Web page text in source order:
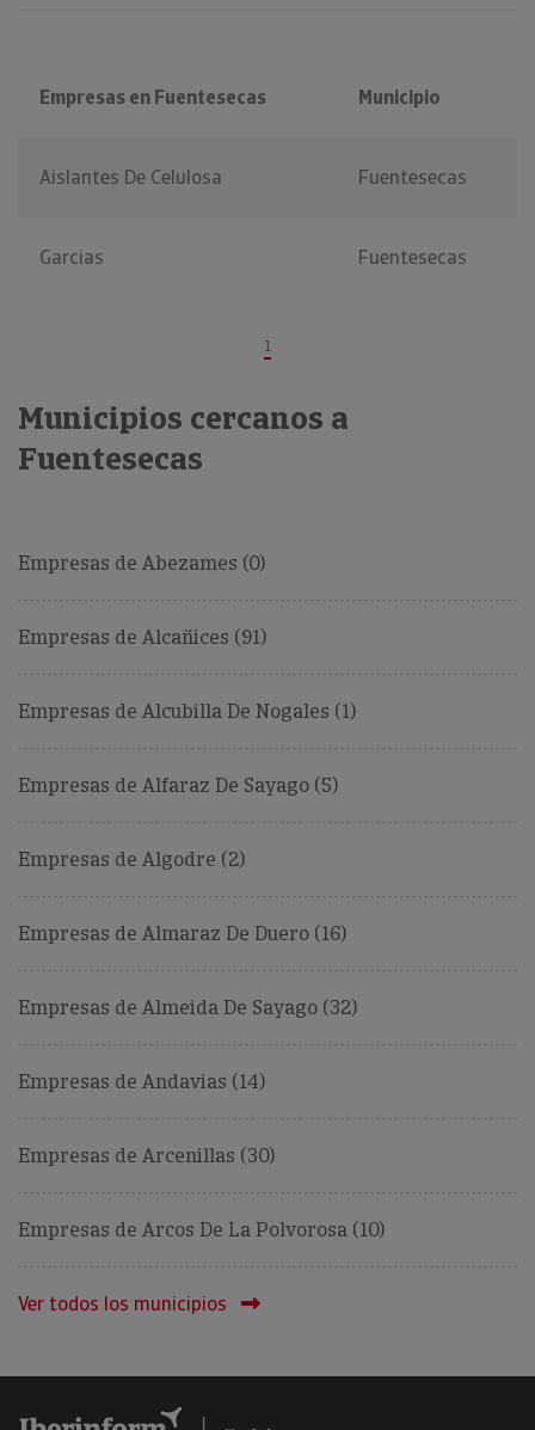
Empresas en Fuentesecas Municipio
Aislantes De Celulosa Fuentesecas
Garcias Fuentesecas
1
Municipios cercanos a
Fuentesecas
Empresas de Abezames (0)
Empresas de Alcañices (91)
Empresas de Alcubilla De Nogales (1)
Empresas de Alfaraz De Sayago (5)
Empresas de Algodre (2)
Empresas de Almaraz De Duero (16)
Empresas de Almeida De Sayago (32)
Empresas de Andavias (14)
Empresas de Arcenillas (30)
Empresas de Arcos De La Polvorosa (10)
Ver todos los municipios